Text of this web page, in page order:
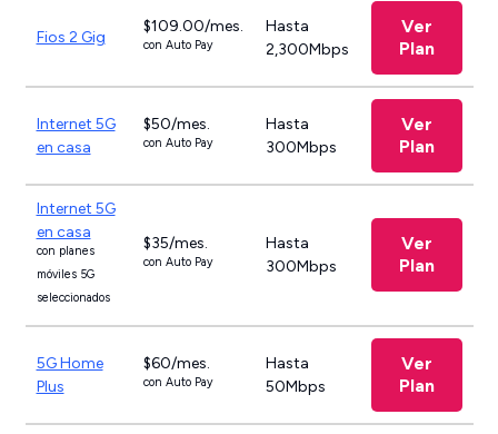
Fios 2 Gig
$109.00/mes.
con Auto Pay
Hasta
2,300Mbps
Ver
Plan
Internet 5G
en casa
$50/mes.
con Auto Pay
Hasta
300Mbps
Ver
Plan
Internet 5G
en casa
con planes
móviles 5G
seleccionados
$35/mes.
con Auto Pay
Hasta
300Mbps
Ver
Plan
5G Home
Plus
$60/mes.
con Auto Pay
Hasta
50Mbps
Ver
Plan